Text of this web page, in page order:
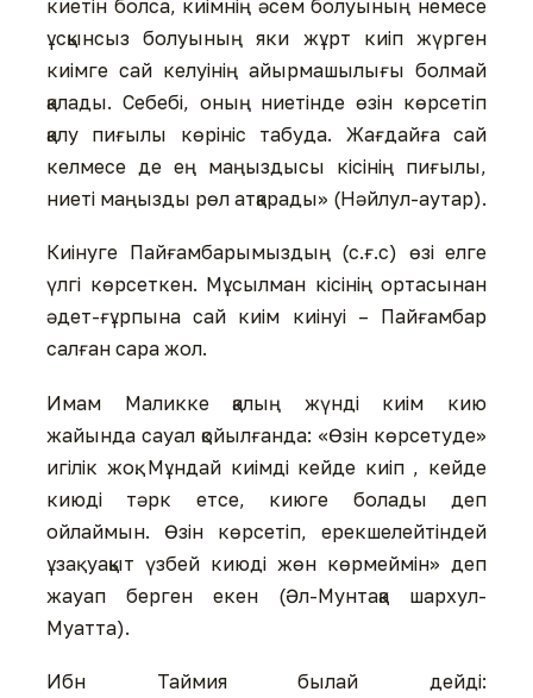
киетін болса, киімнің әсем болуының немесе
ұсқынсыз болуының яки жұрт киіп жүрген
киімге сай келуінің айырмашылығы болмай
қалады. Себебі, оның ниетінде өзін көрсетіп
қалу пиғылы көрініс табуда. Жағдайға сай
келмесе де ең маңыздысы кісінің пиғылы,
ниеті маңызды рөл атқарады» (Нәйлул-аутар).
Киінуге Пайғамбарымыздың (с.ғ.с) өзі елге
үлгі көрсеткен. Мұсылман кісінің ортасынан
әдет-ғұрпына сай киім киінуі – Пайғамбар
салған сара жол.
Имам Маликке қалың жүнді киім кию
жайында сауал қойылғанда: «Өзін көрсетуде»
игілік жоқ. Мұндай киімді кейде киіп , кейде
киюді тәрк етсе, киюге болады деп
ойлаймын. Өзін көрсетіп, ерекшелейтіндей
ұзақ уақыт үзбей киюді жөн көрмеймін» деп
жауап берген екен (Әл-Мунтақа шархул-
Муатта).
Ибн Таймия былай дейді: